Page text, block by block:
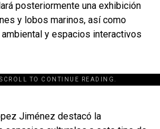
posteriormente una exhibición
y lobos marinos, así como
y espacios interactivos
TO CONTINUE READING.
id="243463"]
Jiménez destacó la